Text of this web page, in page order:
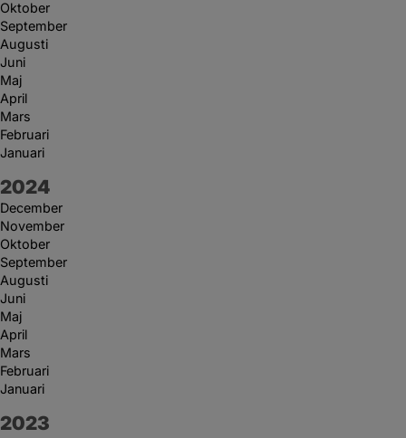
Oktober
September
Augusti
Juni
Maj
April
Mars
Februari
Januari
År:
2024
December
November
Oktober
September
Augusti
Juni
Maj
April
Mars
Februari
Januari
År:
2023